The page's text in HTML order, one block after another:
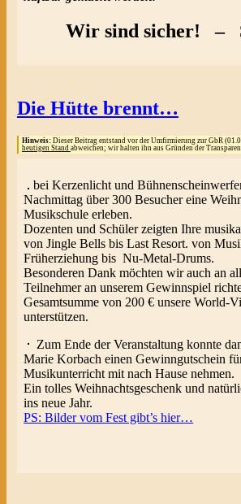
Wir sind sicher! –
Die Hütte brennt…
Hinweis: Dieser Beitrag entstand vor der Umfirmierung zur GbR
heutigen Stand abweichen; wir halten ihn aus Gründen der
bei Kerzenlicht und
Nachmittag über 300 Besucher eine
Musikschule erleben.
Dozenten und Schüler zeigten Ihre
von Jingle Bells bis Last Resort. von
Früherziehung bis Nu-Metal-Drums.
Besonderen Dank möchten wir auch an
Teilnehmer an unserem Gewinnspiel
Gesamtsumme von 200 € unsere World-
unterstützen.
Zum Ende der Veranstaltung konnte
Marie Korbach einen Gewinngutschein
Musikunterricht mit nach Hause nehmen.
Ein tolles Weihnachtsgeschenk und
ins neue Jahr.
PS: Bilder vom Fest gibt’s hier…